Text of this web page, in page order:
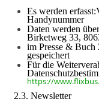
Es werden
Handynummer
Daten werden
Birketweg 33,
im Presse & Buch
gespeichert
Für die
https://
2.3. Newsletter